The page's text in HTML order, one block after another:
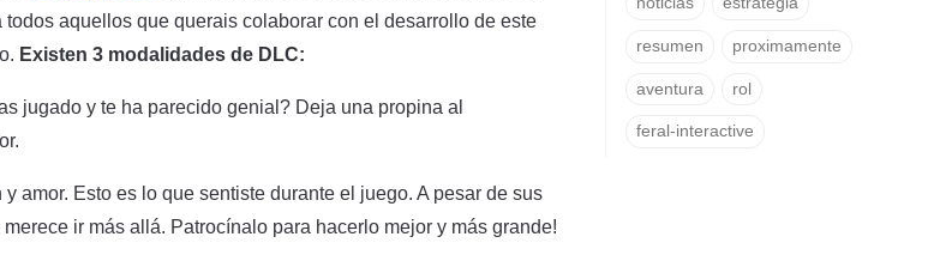
aquellos que querais colaborar con el desarrollo de este
Existen 3 modalidades de DLC:
jugado y te ha parecido genial? Deja una propina al
y amor. Esto es lo que sentiste durante el juego. A pesar de sus
ir más allá. Patrocínalo para hacerlo mejor y más grande!
resumen proximamente
aventura rol
feral-interactive